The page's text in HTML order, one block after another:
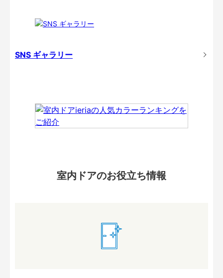
SNS ギャラリー
室内ドアのお役立ち情報